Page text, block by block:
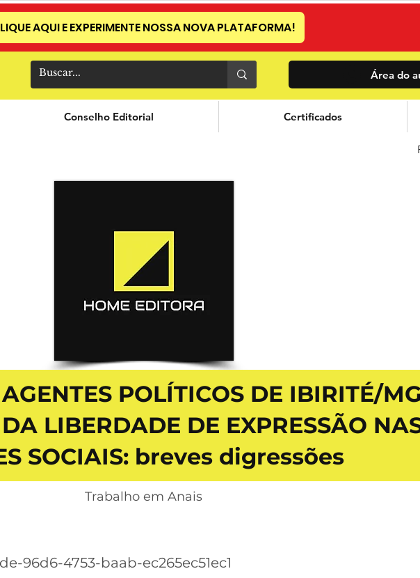
Área do
AQUI E EXPERIMENTE NOSSA NOVA PLATAFORMA!
Conselho Editorial Certificados
POLÍTICOS DE IBIRITÉ/
LIBERDADE DE EXPRESSÃO
SOCIAIS: breves digressões
Trabalho em Anais
96d6-4753-baab-ec265ec51ec1